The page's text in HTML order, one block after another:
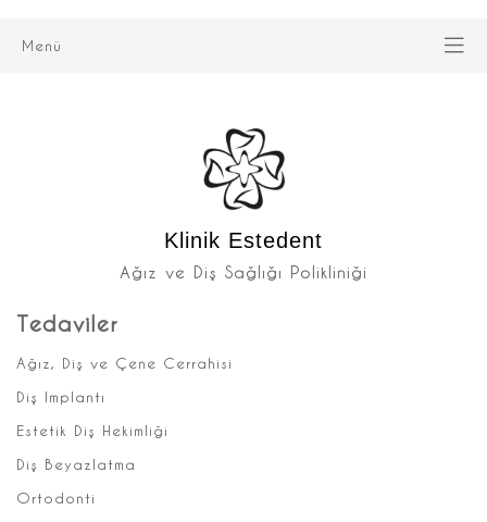
Menü
Klinik Estedent
Ağız ve Diş Sağlığı Polikliniği
Tedaviler
Ağız, Diş ve Çene Cerrahisi
Diş Implantı
Estetik Diş Hekimliği
Diş Beyazlatma
Ortodonti